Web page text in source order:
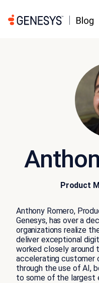
Product
Anthony Romero,
Genesys, has over a
organizations realize
deliver exceptional
worked closely around
accelerating customer
through the use of AI,
to some of the largest